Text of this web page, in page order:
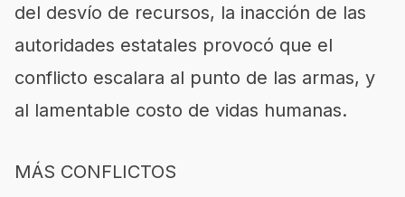
del desvío de recursos, la inacción de las
autoridades estatales provocó que el
conflicto escalara al punto de las armas, y
al lamentable costo de vidas humanas.
MÁS CONFLICTOS